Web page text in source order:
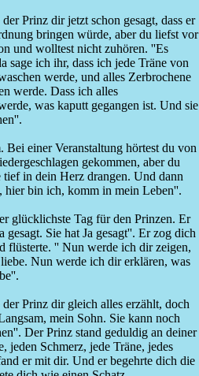
Prinz dir jetzt schon gesagt, dass er
bringen würde, aber du liefst vor
und wolltest nicht zuhören. ''Es
sage ich ihr, dass ich jede Träne von
werde, und alles Zerbrochene
werde. Dass ich alles
was kaputt gegangen ist. Und sie
Bei einer Veranstaltung hörtest du von
gekommen, aber du
tief in dein Herz drangen. Und dann
hier bin ich, komm in mein Leben''.
glücklichste Tag für den Prinzen. Er
gesagt. Sie hat Ja gesagt''. Er zog dich
flüsterte. '' Nun werde ich dir zeigen,
Nun werde ich dir erklären, was
Prinz dir gleich alles erzählt, doch
mein Sohn. Sie kann noch
Der Prinz stand geduldig an deiner
jeden Schmerz, jede Träne, jedes
er mit dir. Und er begehrte dich die